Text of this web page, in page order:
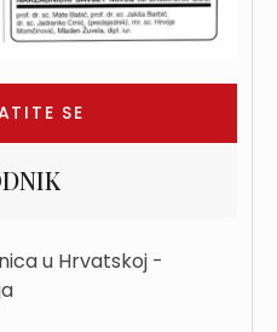
SE
u Hrvatskoj -